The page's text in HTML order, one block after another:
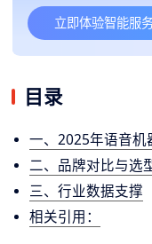
立即体验智能服
目录
一、2025年语音
二、品牌对比与选
三、行业数据支撑
相关引用：